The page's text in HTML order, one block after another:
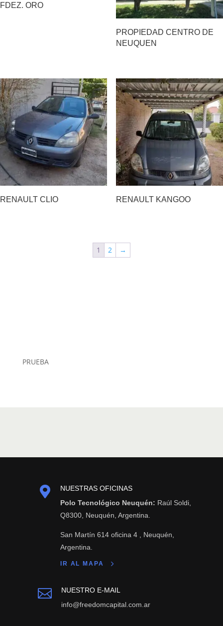
FDEZ. ORO
PROPIEDAD CENTRO DE
NEUQUEN
RENAULT CLIO RENAULT KANGOO
1 2 →
PRUEBA

NUESTRAS OFICINAS
Polo Tecnológico Neuquén: Raúl Soldi,
Q8300, Neuquén, Argentina.
San Martín 614 oficina 4 , Neuquén,
Argentina.
IR AL MAPA

NUESTRO E-MAIL
info@freedomcapital.com.ar